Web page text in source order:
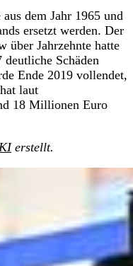
dem Jahr 1965 und
ersetzt werden. Der
über Jahrzehnte hatte
Schäden
Ende 2019 vollendet,
laut
18 Millionen Euro
erstellt.